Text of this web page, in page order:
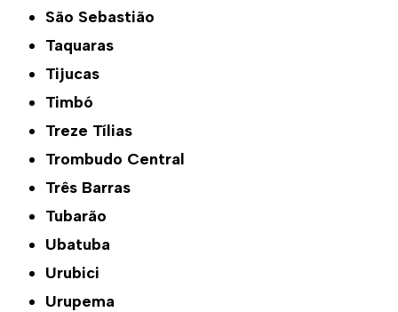
São Sebastião
Taquaras
Tijucas
Timbó
Treze Tílias
Trombudo Central
Três Barras
Tubarão
Ubatuba
Urubici
Urupema